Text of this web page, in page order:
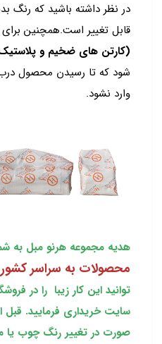
در نظر داشته باشید که رنگ
قابل تغییر است.همچنین
(کارتن های ضخیم و
شود که تا رسیدن محصول
وارد نشود.
هدیه مجموعه هرنو مبل به
محصولات به سراسر کشور
توانید این کار زیبا را در
سایت خریداری فرمایید. قبل
صورت در تغییر رنگ چوب یا